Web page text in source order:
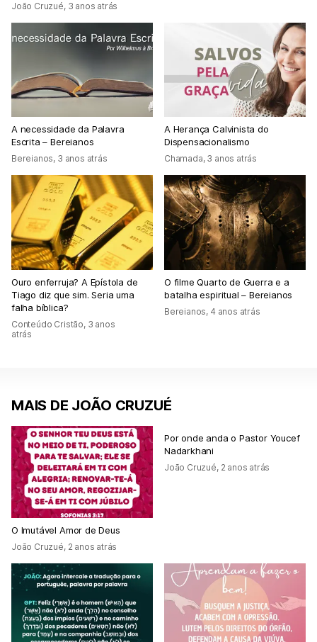
João Cruzué, 3 anos atrás
A necessidade da Palavra
Escrita – Bereianos
Bereianos, 3 anos atrás
A Herança Calvinista do
Dispensacionalismo
Chamada, 3 anos atrás
Ouro enferruja? A Epístola de
Tiago diz que sim. Seria uma
falha bíblica?
Conteúdo Cristão, 3 anos
atrás
O filme Quarto de Guerra e a
batalha espiritual – Bereianos
Bereianos, 4 anos atrás
MAIS DE JOÃO CRUZUÉ
O Imutável Amor de Deus
João Cruzué, 2 anos atrás
Por onde anda o Pastor Youcef
Nadarkhani
João Cruzué, 2 anos atrás